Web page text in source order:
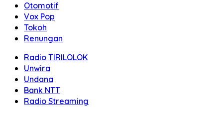
Otomotif
Vox Pop
Tokoh
Renungan
Radio TIRILOLOK
Unwira
Undana
Bank NTT
Radio Streaming